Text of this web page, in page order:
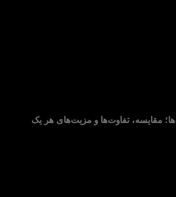
مقایسه، تفاوت‌ها و مزیت‌های هر یک